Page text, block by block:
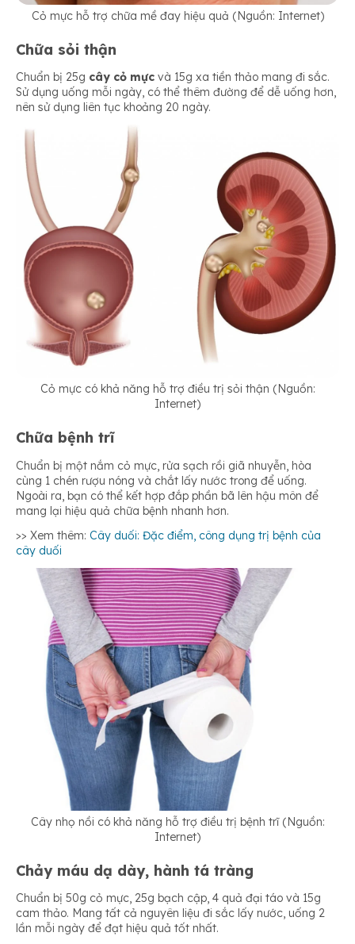
Cỏ mực hỗ trợ chữa mề đay hiệu quả (Nguồn: Internet)
Chữa sỏi thận
Chuẩn bị 25g cây cỏ mực và 15g xa tiền thảo mang đi sắc.
Sử dụng uống mỗi ngày, có thể thêm đường để dễ uống hơn,
nên sử dụng liên tục khoảng 20 ngày.
Cỏ mực có khả năng hỗ trợ điều trị sỏi thận (Nguồn:
Internet)
Chữa bệnh trĩ
Chuẩn bị một nắm cỏ mực, rửa sạch rồi giã nhuyễn, hòa
cùng 1 chén rượu nóng và chắt lấy nước trong để uống.
Ngoài ra, bạn có thể kết hợp đắp phần bã lên hậu môn để
mang lại hiệu quả chữa bệnh nhanh hơn.
>> Xem thêm: Cây duối: Đặc điểm, công dụng trị bệnh của
cây duối
Cây nhọ nồi có khả năng hỗ trợ điều trị bệnh trĩ (Nguồn:
Internet)
Chảy máu dạ dày, hành tá tràng
Chuẩn bị 50g cỏ mực, 25g bạch cập, 4 quả đại táo và 15g
cam thảo. Mang tất cả nguyên liệu đi sắc lấy nước, uống 2
lần mỗi ngày để đạt hiệu quả tốt nhất.